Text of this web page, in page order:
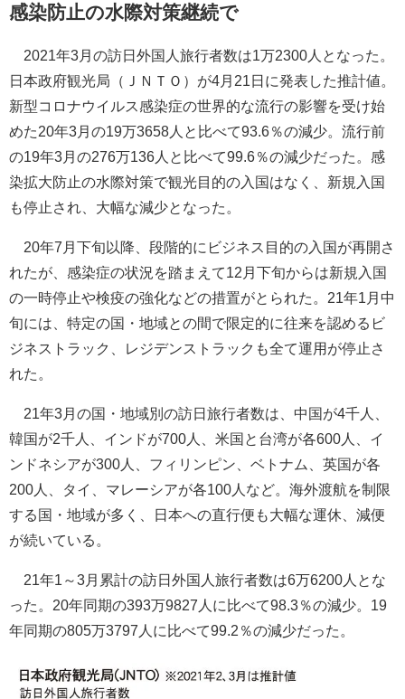
感染防止の水際対策継続で
2021年3月の訪日外国人旅行者数は1万2300人となった。
日本政府観光局（ＪＮＴＯ）が4月21日に発表した推計値。
新型コロナウイルス感染症の世界的な流行の影響を受け始
めた20年3月の19万3658人と比べて93.6％の減少。流行前
の19年3月の276万136人と比べて99.6％の減少だった。感
染拡大防止の水際対策で観光目的の入国はなく、新規入国
も停止され、大幅な減少となった。
20年7月下旬以降、段階的にビジネス目的の入国が再開さ
れたが、感染症の状況を踏まえて12月下旬からは新規入国
の一時停止や検疫の強化などの措置がとられた。21年1月中
旬には、特定の国・地域との間で限定的に往来を認めるビ
ジネストラック、レジデンストラックも全て運用が停止さ
れた。
21年3月の国・地域別の訪日旅行者数は、中国が4千人、
韓国が2千人、インドが700人、米国と台湾が各600人、イ
ンドネシアが300人、フィリンピン、ベトナム、英国が各
200人、タイ、マレーシアが各100人など。海外渡航を制限
する国・地域が多く、日本への直行便も大幅な運休、減便
が続いている。
21年1～3月累計の訪日外国人旅行者数は6万6200人とな
った。20年同期の393万9827人に比べて98.3％の減少。19
年同期の805万3797人に比べて99.2％の減少だった。